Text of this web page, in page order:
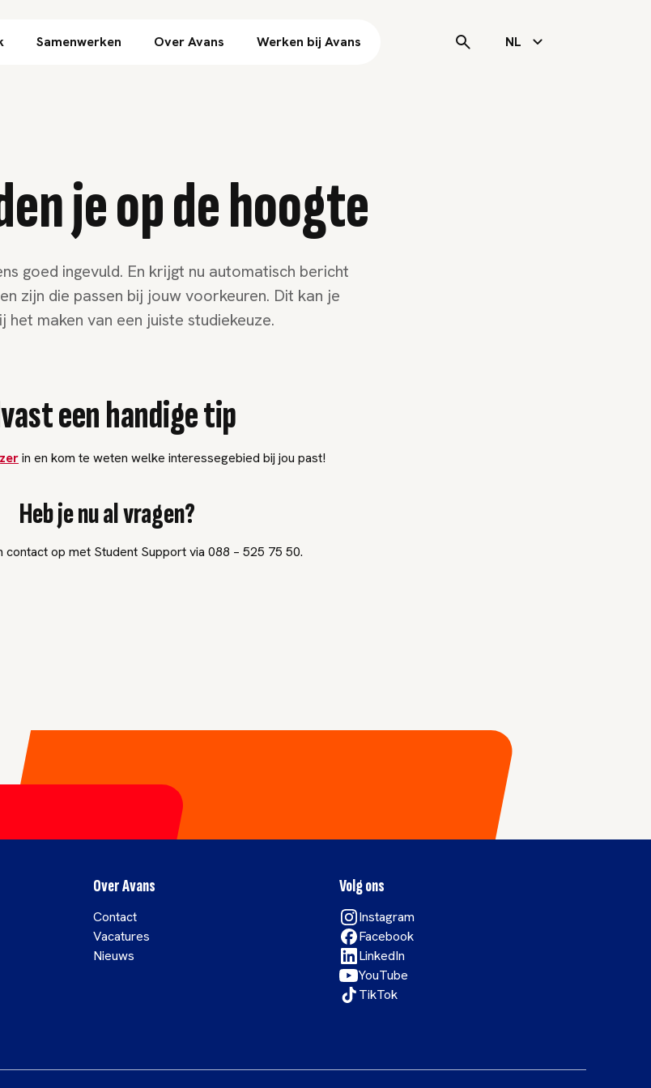
Direct naar inhoud
Samenwerken Over Avans Werken bij Avans NL
je op de hoogte
goed ingevuld. En krijgt nu automatisch bericht
zijn die passen bij jouw voorkeuren. Dit kan je
het maken van een juiste studiekeuze.
een handige tip
in en kom te weten welke interessegebied bij jou past!
Heb je nu al vragen?
contact op met Student Support via 088 – 525 75 50.
Over Avans
Contact
Vacatures
Nieuws
Volg ons
Instagram
Facebook
LinkedIn
YouTube
TikTok